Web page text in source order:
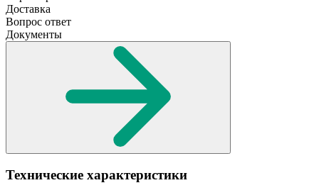
Доставка
Вопрос ответ
Документы
Технические характеристики